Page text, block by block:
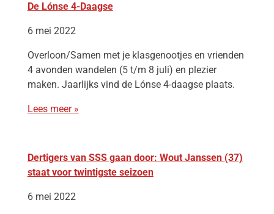
De Lónse 4-Daagse
6 mei 2022
Overloon/Samen met je klasgenootjes en vrienden
4 avonden wandelen (5 t/m 8 juli) en plezier
maken. Jaarlijks vind de Lónse 4-daagse plaats.
Lees meer »
Dertigers van SSS gaan door: Wout Janssen (37)
staat voor twintigste seizoen
6 mei 2022